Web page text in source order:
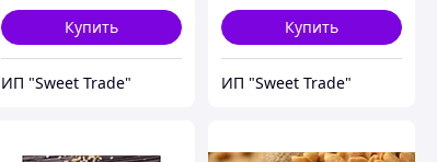
Купить
ИП "Sweet Trade"
Купить
ИП "Sweet Trade"